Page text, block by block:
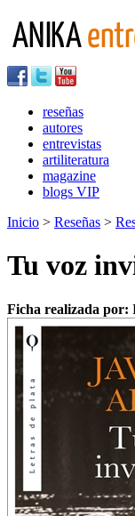
reseñas
autores
entrevistas
artiliteratura
magazine
blogs VIP
Inicio > Reseñas >
Tu voz
Ficha realizada por: